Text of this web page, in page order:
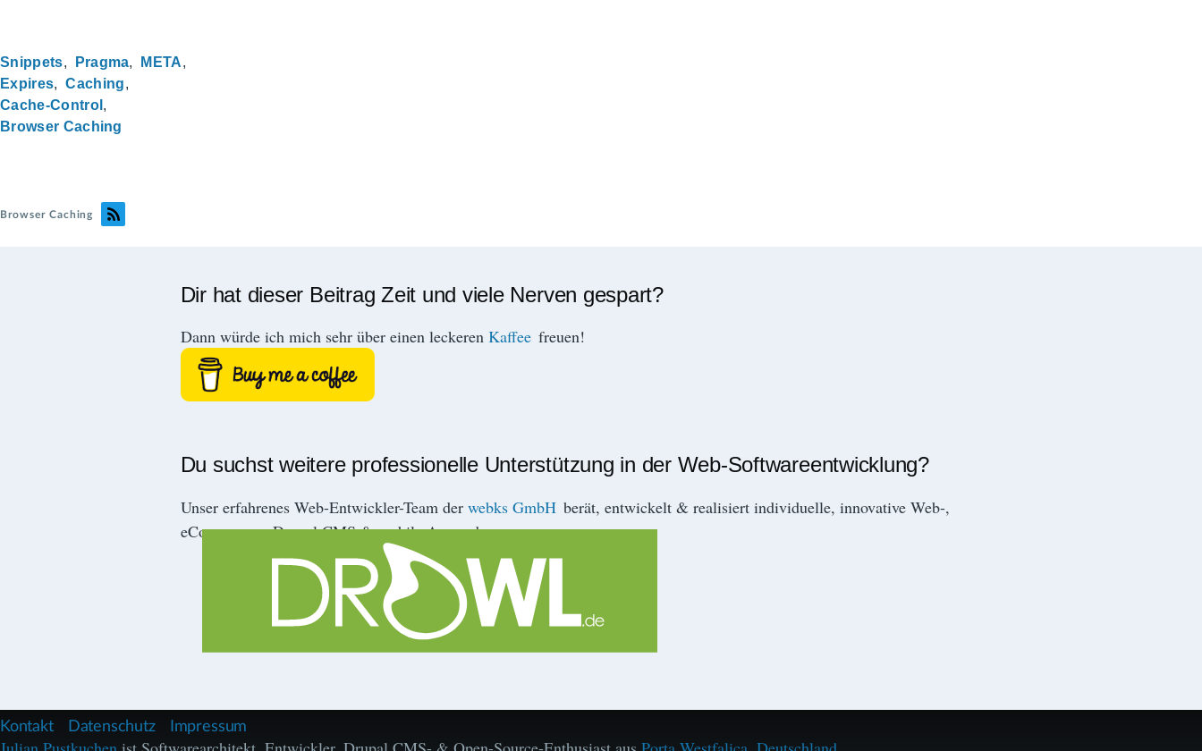
Snippets Pragma
META
Expires
Caching
Cache-Control
Browser Caching
Browser Caching
Dir hat dieser Beitrag Zeit und viele Nerven gespart?
Dann würde ich mich sehr über einen leckeren Kaffee freuen!
Du suchst weitere professionelle Unterstützung in der Web-Softwareentwicklung?
Unser erfahrenes Web-Entwickler-Team der webks GmbH berät, entwickelt & realisiert individuelle, innovative Web-,
eCommerce-, Drupal CMS & mobile Anwendungen.
F
Kontakt Datenschutz Impressum